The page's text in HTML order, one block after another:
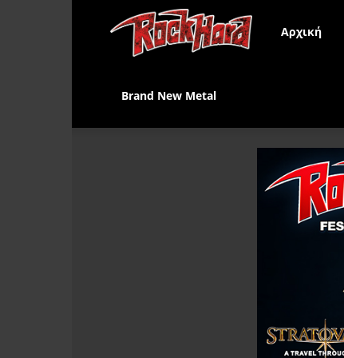
Rock
Αρχική
Brand New Metal